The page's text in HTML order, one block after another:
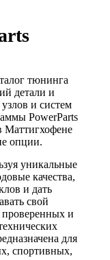
тюнинга
детали и
и систем
PowerParts
Маттигхофене
опции.
уникальные
качества,
и дать
свой
и
для
спортивных,